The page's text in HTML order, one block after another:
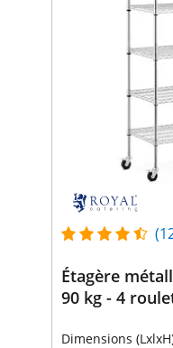
Étagère
90 kg - 4
Dimensions